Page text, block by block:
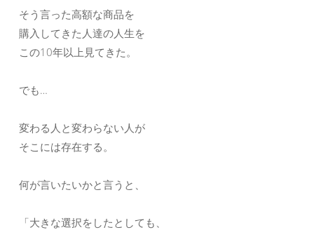
そう言った高額な商品を
購入してきた人達の人生を
この10年以上見てきた。
でも…
変わる人と変わらない人が
そこには存在する。
何が言いたいかと言うと、
「大きな選択をしたとしても、